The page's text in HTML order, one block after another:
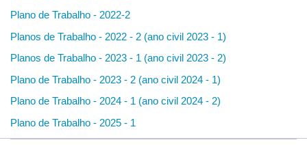
Plano de Trabalho - 2022-2
Planos de Trabalho - 2022 - 2 (ano civil 2023 - 1)
Planos de Trabalho - 2023 - 1 (ano civil 2023 - 2)
Plano de Trabalho - 2023 - 2 (ano civil 2024 - 1)
Plano de Trabalho - 2024 - 1 (ano civil 2024 - 2)
Plano de Trabalho - 2025 - 1